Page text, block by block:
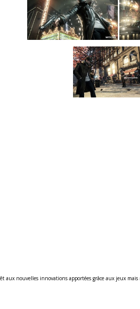
nouvelles innovations apportées grâce aux jeux mais